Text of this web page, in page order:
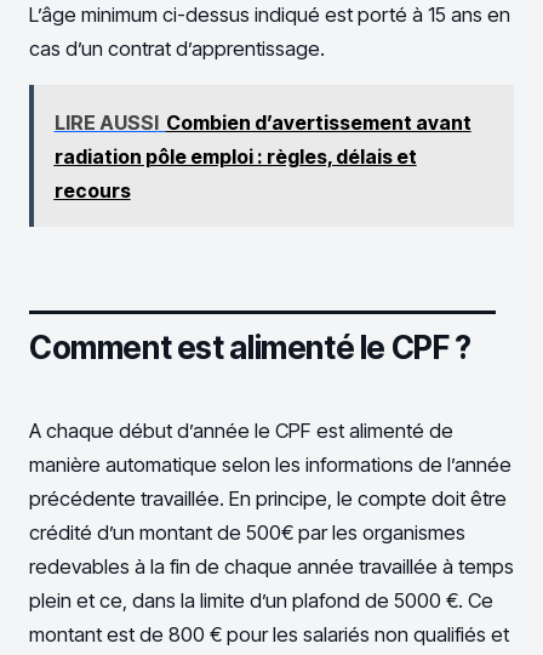
L’âge minimum ci-dessus indiqué est porté à 15 ans en
cas d’un contrat d’apprentissage.
LIRE AUSSI Combien d’avertissement avant
radiation pôle emploi : règles, délais et
recours
Comment est alimenté le CPF ?
A chaque début d’année le CPF est alimenté de
manière automatique selon les informations de l’année
précédente travaillée. En principe, le compte doit être
crédité d’un montant de 500€ par les organismes
redevables à la fin de chaque année travaillée à temps
plein et ce, dans la limite d’un plafond de 5000 €. Ce
montant est de 800 € pour les salariés non qualifiés et